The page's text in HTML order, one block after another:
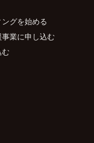
グを始める
業に申し込む